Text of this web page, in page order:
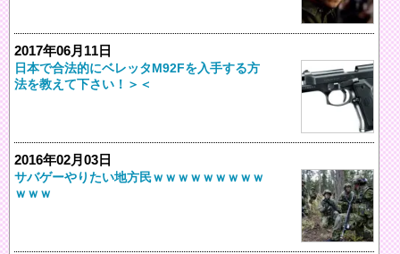
2017年06月11日
日本で合法的にベレッタM92Fを入手する方
法を教えて下さい！＞＜
2016年02月03日
サバゲーやりたい地方民ｗｗｗｗｗｗｗｗｗ
ｗｗｗ